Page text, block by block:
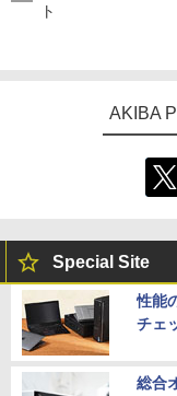
ト
AKIBA
Special Site
性能
チェ
総合